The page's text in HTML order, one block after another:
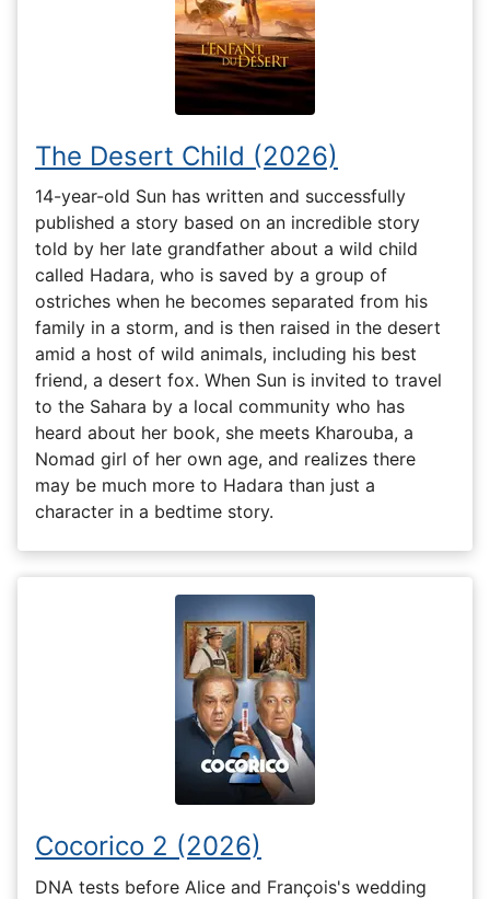
The Desert Child (2026)
14-year-old Sun has written and successfully
published a story based on an incredible story
told by her late grandfather about a wild child
called Hadara, who is saved by a group of
ostriches when he becomes separated from his
family in a storm, and is then raised in the desert
amid a host of wild animals, including his best
friend, a desert fox. When Sun is invited to travel
to the Sahara by a local community who has
heard about her book, she meets Kharouba, a
Nomad girl of her own age, and realizes there
may be much more to Hadara than just a
character in a bedtime story.
Cocorico 2 (2026)
DNA tests before Alice and François's wedding